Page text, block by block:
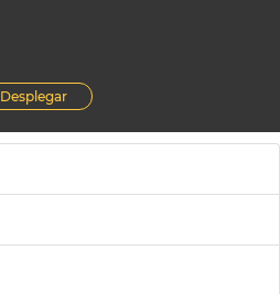
Desplegar